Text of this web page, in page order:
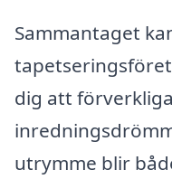
Sammantaget
dig att
utrymme blir